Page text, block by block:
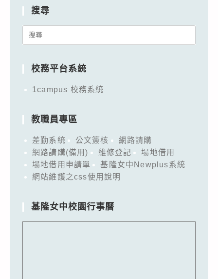
搜尋
Search
校務平台系統
1campus 校務系統
教職員專區
差勤系統 公文簽核
網路請購
網路請購(備用)
維修登記
場地借用
場地借用申請單
基隆女中Newplus系統
網站維護之css使用說明
基隆女中校園行事曆